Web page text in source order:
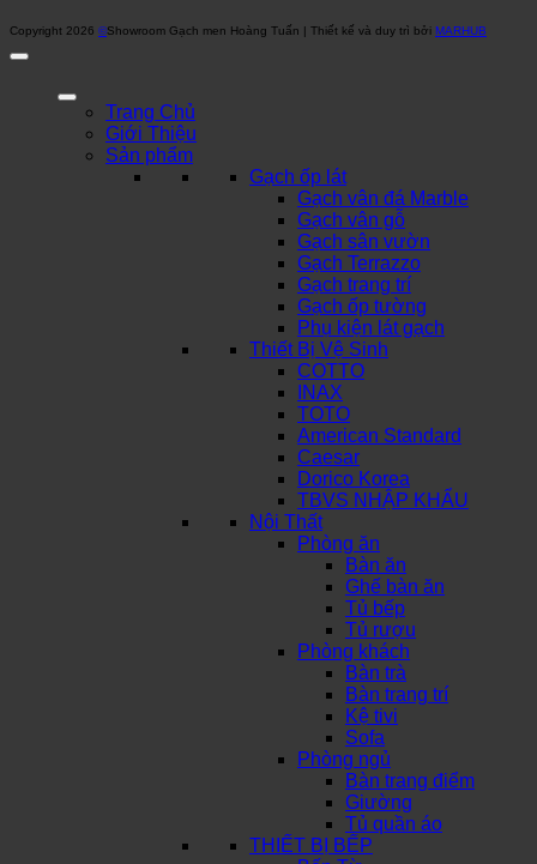
Copyright 2026 ©Showroom Gạch men Hoàng Tuấn | Thiết kế và duy trì bởi MARHUB
Trang Chủ
Giới Thiệu
Sản phẩm
Gạch ốp lát
Gạch vân đá Marble
Gạch vân gỗ
Gạch sân vườn
Gạch Terrazzo
Gạch trang trí
Gạch ốp tường
Phụ kiện lát gạch
Thiết Bị Vệ Sinh
COTTO
INAX
TOTO
American Standard
Caesar
Dorico Korea
TBVS NHẬP KHẨU
Nội Thất
Phòng ăn
Bàn ăn
Ghế bàn ăn
Tủ bếp
Tủ rượu
Phòng khách
Bàn trà
Bàn trang trí
Kệ tivi
Sofa
Phòng ngủ
Bàn trang điểm
Giường
Tủ quần áo
THIẾT BỊ BẾP